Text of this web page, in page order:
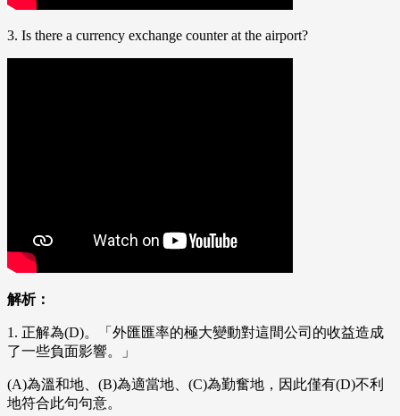
3. Is there a currency exchange counter at the airport?
解析：
1. 正解為(D)。「外匯匯率的極大變動對這間公司的收益造成
了一些負面影響。」
(A)為溫和地、(B)為適當地、(C)為勤奮地，因此僅有(D)不利
地符合此句句意。